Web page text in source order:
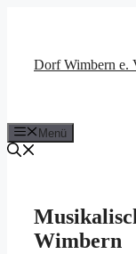
Dorf Wimbern e.
Menü
Wimbern